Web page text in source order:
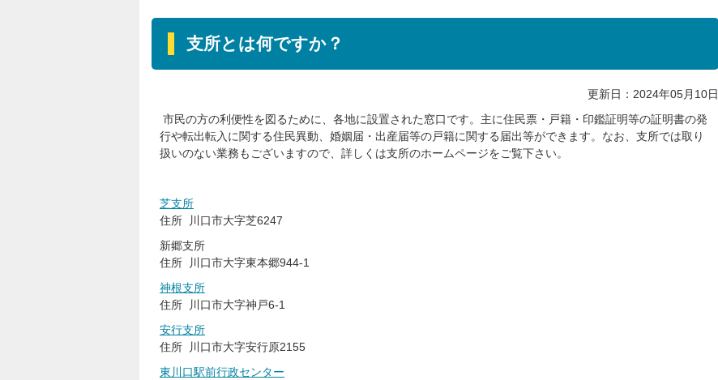
支所とは何ですか？
更新日：2024年05月10日
市民の方の利便性を図るために、各地に設置された窓口です。主に住民票・戸籍・印鑑証明等の証明書の発
行や転出転入に関する住民異動、婚姻届・出産届等の戸籍に関する届出等ができます。なお、支所では取り
扱いのない業務もございますので、詳しくは支所のホームページをご覧下さい。
芝支所
住所 川口市大字芝6247
新郷支所
住所 川口市大字東本郷944-1
神根支所
住所 川口市大字神戸6-1
安行支所
住所 川口市大字安行原2155
東川口駅前行政センター